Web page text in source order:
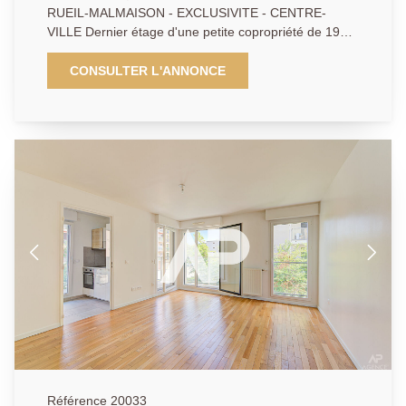
RUEIL-MALMAISON - EXCLUSIVITE - CENTRE-
VILLE Dernier étage d'une petite copropriété de 1970,
cet appartement traversant de 69,85 m² comprend
une entrée avec rangements (6,05 m²), un espace de
vie lumineux exposé sud de 27,31 m² ouvrant sur un
extérieur couvert complètent ce bien rare à toute
proximité immédiate des commerces, écoles et
transports. Possibilité d'acquérir une place de
stationnement couverte en extérieur en supplément
du prix de vente. AP/APA - 01.47.10.01.01.
CONSULTER L'ANNONCE
Référence 20033